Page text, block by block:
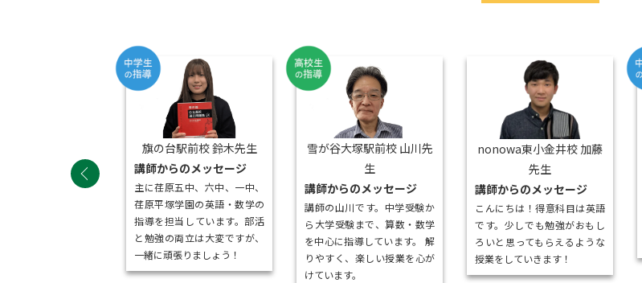
のメッセージ
をする小学生の指導
旗の台駅前校 鈴木先生
講師からのメッセージ
主に荏原五中、六中、一中、
荏原平塚学園の英語・数学の
指導を担当しています。部活
と勉強の両立は大変ですが、
一緒に頑張りましょう！
雪が谷大塚駅前校 山川先
生
講師からのメッセージ
講師の山川です。中学受験か
ら大学受験まで、算数・数学
を中心に指導しています。 解
りやすく、楽しい授業を心が
けています。
nonowa東小金井校 加藤
先生
講師からのメッセージ
こんにちは！得意科目は英語
です。少しでも勉強がおもし
ろいと思ってもらえるような
授業をしていきます！